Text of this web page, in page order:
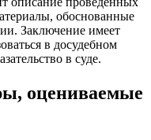
обоснованные
Заключение имеет
в досудебном
в суде.
оцениваемые